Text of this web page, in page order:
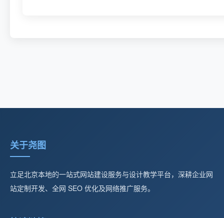
关于尧图
立足北京本地的一站式网站建设服务与设计教学平台，深耕企业网
站定制开发、全网 SEO 优化及网络推广服务。